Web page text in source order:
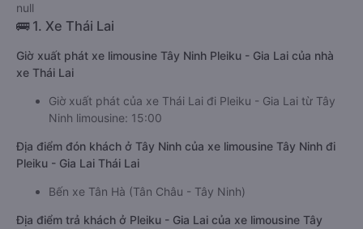
null
🚌 1. Xe Thái Lai
Giờ xuất phát xe limousine Tây Ninh Pleiku - Gia Lai của nhà
xe Thái Lai
Giờ xuất phát của xe Thái Lai đi Pleiku - Gia Lai từ Tây
Ninh limousine: 15:00
Địa điểm đón khách ở Tây Ninh của xe limousine Tây Ninh đi
Pleiku - Gia Lai Thái Lai
Bến xe Tân Hà (Tân Châu - Tây Ninh)
Địa điểm trả khách ở Pleiku - Gia Lai của xe limousine Tây